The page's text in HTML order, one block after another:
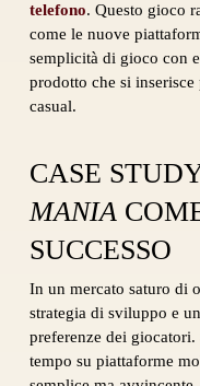
telefono. Questo gioco
come le nuove
semplicità di gioco con
prodotto che si
casual.
CASE
MANIA
SUCCESSO
In un mercato saturo di
strategia di sviluppo e
preferenze dei giocatori.
tempo su piattaforme